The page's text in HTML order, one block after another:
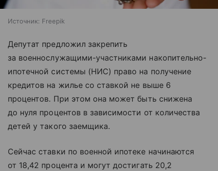
Источник: Freepik
Депутат предложил закрепить
за военнослужащими-участниками накопительно-
ипотечной системы (НИС) право на получение
кредитов на жилье со ставкой не выше 6
процентов. При этом она может быть снижена
до нуля процентов в зависимости от количества
детей у такого заемщика.
Сейчас ставки по военной ипотеке начинаются
от 18,42 процента и могут достигать 20,2